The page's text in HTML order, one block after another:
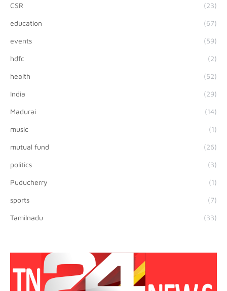
CSR (23)
education (67)
events (59)
hdfc (2)
health (52)
India (29)
Madurai (14)
music (1)
mutual fund (26)
politics (3)
Puducherry (1)
sports (7)
Tamilnadu (33)